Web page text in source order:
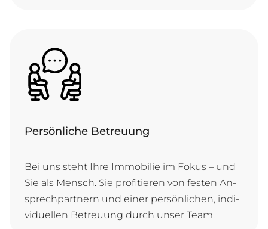
Persönliche Betreuung
Bei uns steht Ih­re Im­mo­bi­lie im Fo­kus – und
Sie als Mensch. Sie pro­fi­tie­ren von fes­ten An­
sprech­part­nern und ei­ner per­sön­li­chen, in­di­
vi­du­el­len Be­treu­ung durch un­ser Team.